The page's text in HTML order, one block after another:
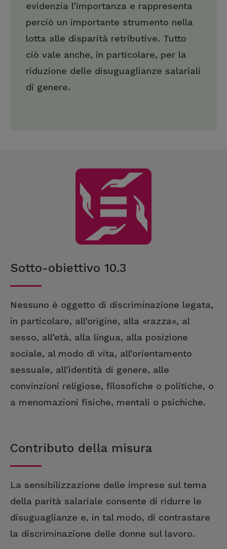
evidenzia l’importanza e rappresenta
perciò un importante strumento nella
lotta alle disparità retributive. Tutto
ciò vale anche, in particolare, per la
riduzione delle disuguaglianze salariali
di genere.
Sotto-obiettivo 10.3
Nessuno è oggetto di discriminazione legata,
in particolare, all’origine, alla «razza», al
sesso, all’età, alla lingua, alla posizione
sociale, al modo di vita, all’orientamento
sessuale, all’identità di genere, alle
convinzioni religiose, filosofiche o politiche, o
a menomazioni fisiche, mentali o psichiche.
Contributo della misura
La sensibilizzazione delle imprese sul tema
della parità salariale consente di ridurre le
disuguaglianze e, in tal modo, di contrastare
la discriminazione delle donne sul lavoro.